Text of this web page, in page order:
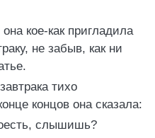
кое-как пригладила
не забыв, как ни
тихо
концов она сказала:
слышишь?